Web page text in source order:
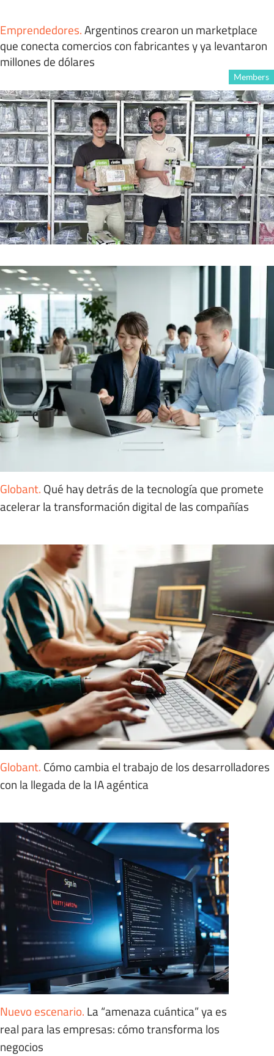
Emprendedores.Argentinos crearon un marketplace
que conecta comercios con fabricantes y ya levantaron
millones de dólares
Members
Globant. Qué hay detrás de la tecnología que promete
acelerar la transformación digital de las compañías
Globant. Cómo cambia el trabajo de los desarrolladores
con la llegada de la IA agéntica
Nuevo escenario. La “amenaza cuántica” ya es
real para las empresas: cómo transforma los
negocios